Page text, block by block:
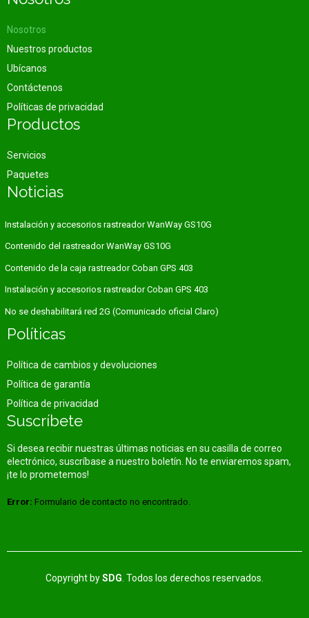
Nosotros
Nuestros productos
Ubícanos
Contáctenos
Políticas de privacidad
Productos
Servicios
Paquetes
Noticias
Instalación y accesorios rastreador WanWay GS10G
Contenido del rastreador WanWay GS10G
Contenido de la caja rastreador Coban GPS 403
Instalación y accesorios rastreador Coban GPS 403
No se deshabilitará red 2G (Comunicado oficial Claro)
Políticas
Política de cambios y devoluciones
Política de garantía
Política de privacidad
Suscríbete
Si desea recibir nuestras últimas noticias en su casilla de correo
electrónico, suscríbase a nuestro boletín. No te enviaremos spam,
¡te lo prometemos!
Error: Formulario de contacto no encontrado.
Copyright bySDG . Todos los derechos reservados.